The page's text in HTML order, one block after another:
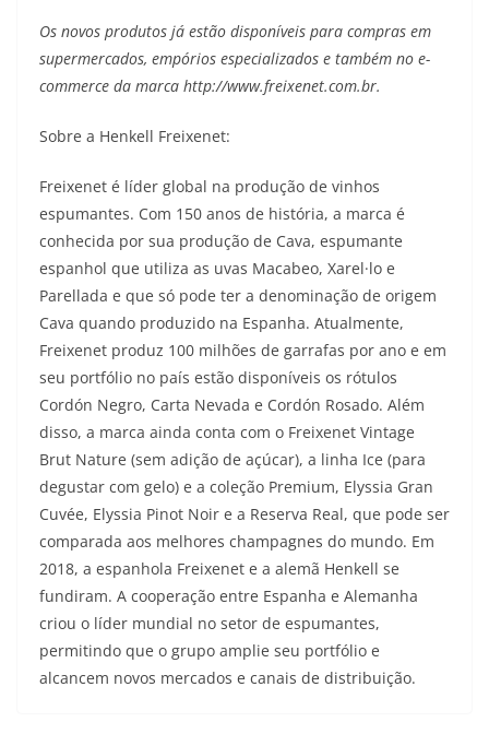
Os novos produtos já estão disponíveis para compras em
supermercados, empórios especializados e também no e-
commerce da marca http://www.freixenet.com.br.
Sobre a Henkell Freixenet:
Freixenet é líder global na produção de vinhos
espumantes. Com 150 anos de história, a marca é
conhecida por sua produção de Cava, espumante
espanhol que utiliza as uvas Macabeo, Xarel·lo e
Parellada e que só pode ter a denominação de origem
Cava quando produzido na Espanha. Atualmente,
Freixenet produz 100 milhões de garrafas por ano e em
seu portfólio no país estão disponíveis os rótulos
Cordón Negro, Carta Nevada e Cordón Rosado. Além
disso, a marca ainda conta com o Freixenet Vintage
Brut Nature (sem adição de açúcar), a linha Ice (para
degustar com gelo) e a coleção Premium, Elyssia Gran
Cuvée, Elyssia Pinot Noir e a Reserva Real, que pode ser
comparada aos melhores champagnes do mundo. Em
2018, a espanhola Freixenet e a alemã Henkell se
fundiram. A cooperação entre Espanha e Alemanha
criou o líder mundial no setor de espumantes,
permitindo que o grupo amplie seu portfólio e
alcancem novos mercados e canais de distribuição.